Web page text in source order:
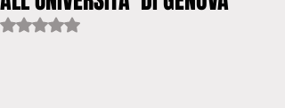
Valutazione NaN stelle su 5.